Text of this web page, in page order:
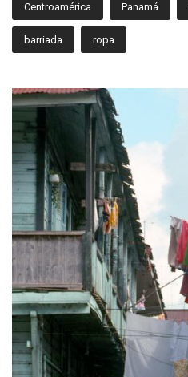
Centroamérica
Panamá
barriada ropa